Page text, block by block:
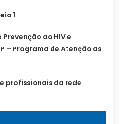
1
Prevenção ao HIV e
– Programa de Atenção as
profissionais da rede